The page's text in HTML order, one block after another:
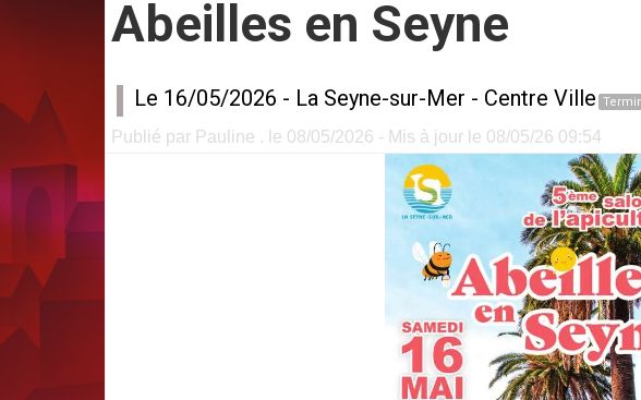
Abeilles en Seyne
Le 16/05/2026 - La Seyne-sur-Mer - Centre Ville
Publié par Pauline . le 08/05/2026 - Mis à jour le 08/05/26 09:54